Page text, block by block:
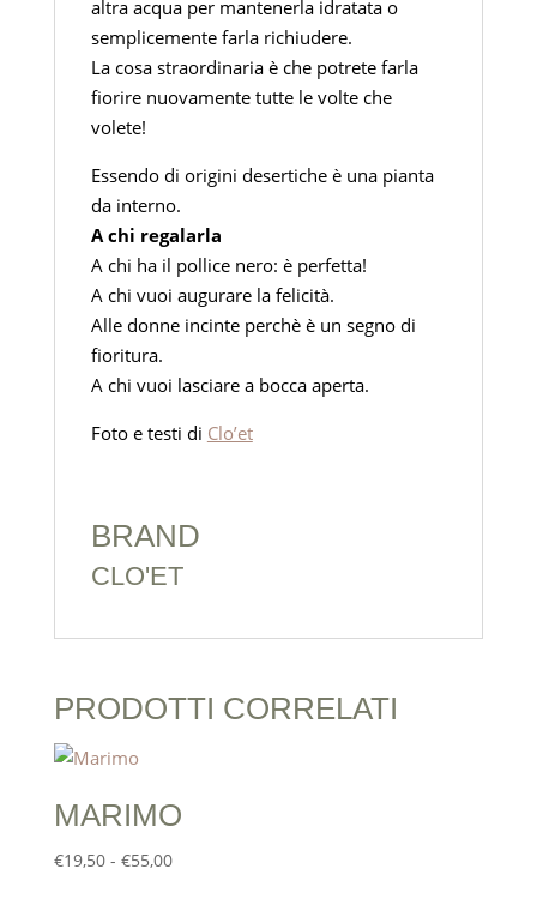
altra acqua per mantenerla idratata o
semplicemente farla richiudere.
La cosa straordinaria è che potrete farla
fiorire nuovamente tutte le volte che
volete!
Essendo di origini desertiche è una pianta
da interno.
A chi regalarla
A chi ha il pollice nero: è perfetta!
A chi vuoi augurare la felicità.
Alle donne incinte perchè è un segno di
fioritura.
A chi vuoi lasciare a bocca aperta.
Foto e testi di Clo’et
BRAND
CLO'ET
PRODOTTI CORRELATI
MARIMO
€19,50 - €55,00Fascia